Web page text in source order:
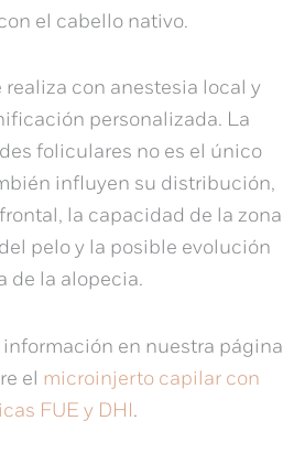
el cabello nativo.
con anestesia local y
personalizada. La
foliculares no es el único
influyen su distribución,
la capacidad de la zona
pelo y la posible evolución
de la alopecia.
en nuestra página
el microinjerto capilar con
FUE y DHI.